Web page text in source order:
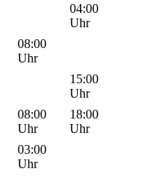
04:00
Uhr
08:00
Uhr
15:00
Uhr
08:00
Uhr
18:00
Uhr
03:00
Uhr